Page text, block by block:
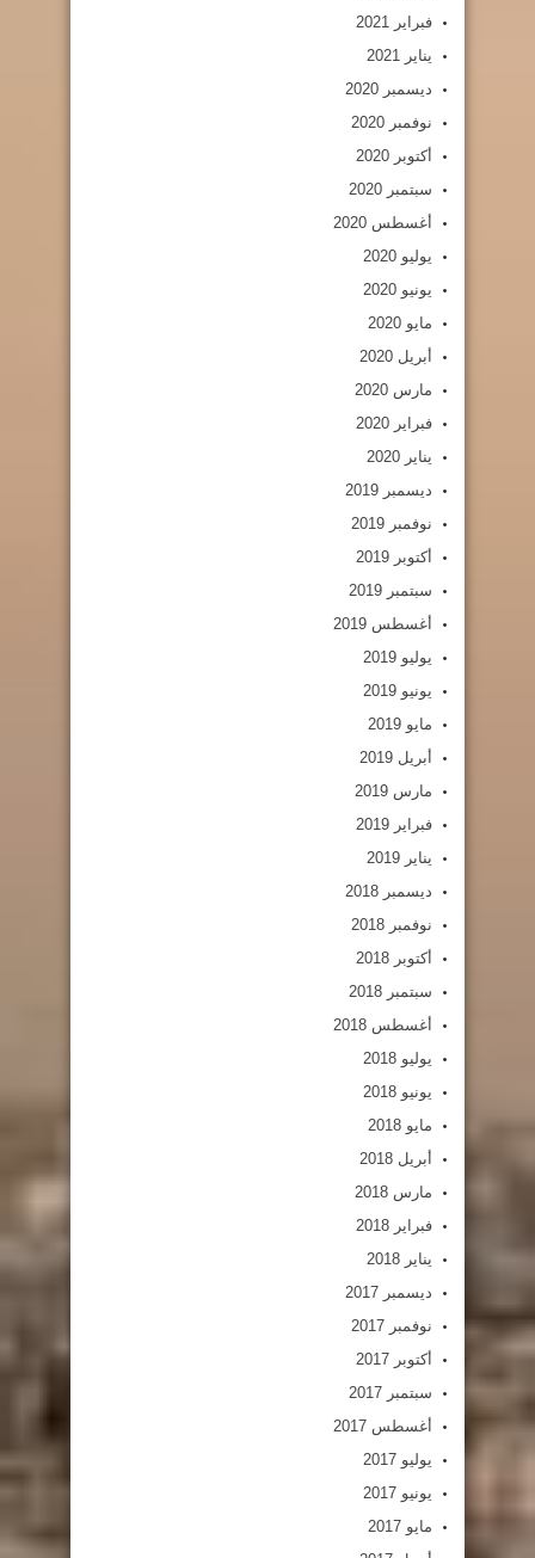
فبراير 2021
يناير 2021
ديسمبر 2020
نوفمبر 2020
أكتوبر 2020
سبتمبر 2020
أغسطس 2020
يوليو 2020
يونيو 2020
مايو 2020
أبريل 2020
مارس 2020
فبراير 2020
يناير 2020
ديسمبر 2019
نوفمبر 2019
أكتوبر 2019
سبتمبر 2019
أغسطس 2019
يوليو 2019
يونيو 2019
مايو 2019
أبريل 2019
مارس 2019
فبراير 2019
يناير 2019
ديسمبر 2018
نوفمبر 2018
أكتوبر 2018
سبتمبر 2018
أغسطس 2018
يوليو 2018
يونيو 2018
مايو 2018
أبريل 2018
مارس 2018
فبراير 2018
يناير 2018
ديسمبر 2017
نوفمبر 2017
أكتوبر 2017
سبتمبر 2017
أغسطس 2017
يوليو 2017
يونيو 2017
مايو 2017